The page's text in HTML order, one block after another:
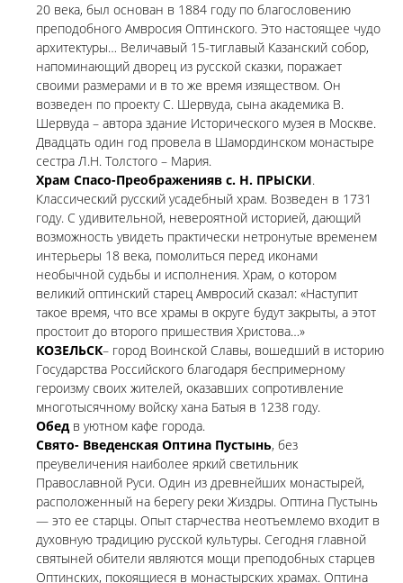
20 века, был основан в 1884 году по благословению
преподобного Амвросия Оптинского. Это настоящее чудо
архитектуры… Величавый 15-тиглавый Казанский собор,
напоминающий дворец из русской сказки, поражает
своими размерами и в то же время изяществом. Он
возведен по проекту С. Шервуда, сына академика В.
Шервуда – автора здание Исторического музея в Москве.
Двадцать один год провела в Шамординском монастыре
сестра Л.Н. Толстого – Мария.
Храм Спасо-Преображенияв с. Н. ПРЫСКИ.
Классический русский усадебный храм. Возведен в 1731
году. С удивительной, невероятной историей, дающий
возможность увидеть практически нетронутые временем
интерьеры 18 века, помолиться перед иконами
необычной судьбы и исполнения. Храм, о котором
великий оптинский старец Амвросий сказал: «Наступит
такое время, что все храмы в округе будут закрыты, а этот
простоит до второго пришествия Христова…»
КОЗЕЛЬСК– город Воинской Славы, вошедший в историю
Государства Российского благодаря беспримерному
героизму своих жителей, оказавших сопротивление
многотысячному войску хана Батыя в 1238 году.
Обед в уютном кафе города.
Свято- Введенская Оптина Пустынь, без
преувеличения наиболее яркий светильник
Православной Руси. Один из древнейших монастырей,
расположенный на берегу реки Жиздры. Оптина Пустынь
— это ее старцы. Опыт старчества неотъемлемо входит в
духовную традицию русской культуры. Сегодня главной
святыней обители являются мощи преподобных старцев
Оптинских, покоящиеся в монастырских храмах. Оптина